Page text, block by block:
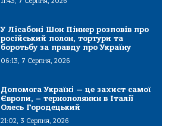
У Лісабоні Шон Піннер розповів про
російський полон, тортури та
боротьбу за правду про Україну
06:13, 7 Серпня, 2026
Допомога Україні — це захист самої
Європи, – тернополянин в Італії
Олесь Городецький
21:02, 3 Серпня, 2026